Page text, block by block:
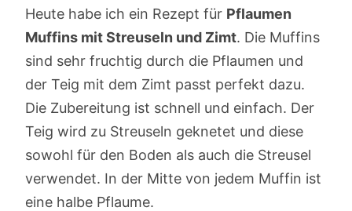
Heute habe ich ein Rezept für Pflaumen
Muffins mit Streuseln und Zimt. Die Muffins
sind sehr fruchtig durch die Pflaumen und
der Teig mit dem Zimt passt perfekt dazu.
Die Zubereitung ist schnell und einfach. Der
Teig wird zu Streuseln geknetet und diese
sowohl für den Boden als auch die Streusel
verwendet. In der Mitte von jedem Muffin ist
eine halbe Pflaume.